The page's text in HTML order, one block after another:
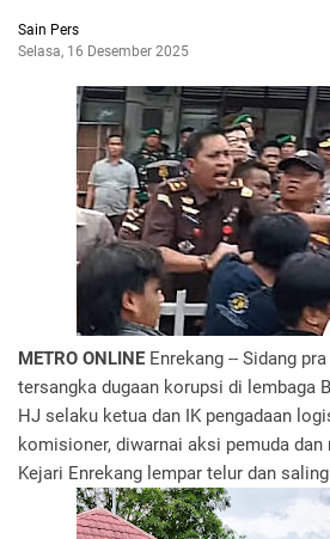
Sain Pers
Selasa, 16 Desember 2025
METRO ONLINE Enrekang -- Sidang
tersangka dugaan korupsi di lembaga
HJ selaku ketua dan IK pengadaan
komisioner, diwarnai aksi pemuda
Kejari Enrekang lempar telur dan